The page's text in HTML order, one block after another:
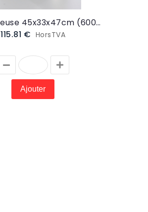
Centrifugeuse 45x33x47cm (600W - 220V) (CENTRIFU)
115.81 € HorsTVA
Ajouter